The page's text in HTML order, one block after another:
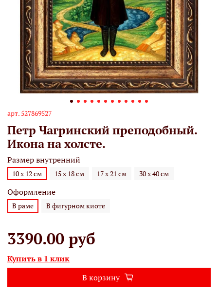
арт. 527869527
Петр Чагринский преподобный.
Икона на холсте.
Размер внутренний
10 х 12 см 15 х 18 см 17 х 21 см 30 х 40 см
Оформление
В раме В фигурном киоте
3390.00 руб
Купить в 1 клик
В корзину